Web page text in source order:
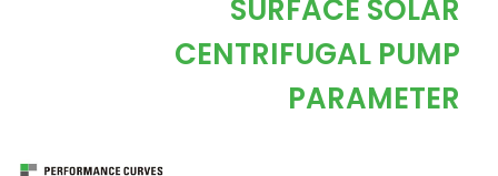
SURFACE SOLAR
CENTRIFUGAL PUMP
PARAMETER